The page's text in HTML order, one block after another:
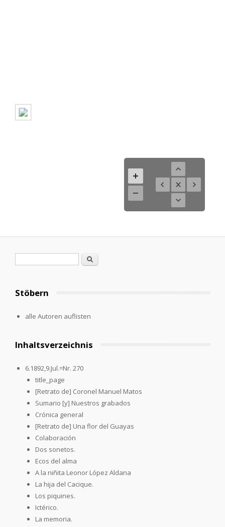
Suche
Stöbern
alle Autoren auflisten
Inhaltsverzeichnis
6.1892,9.Jul.=Nr. 270
title_page
[Retrato de] Coronel Manuel Matos
Sumario [y] Nuestros grabados
Crónica general
[Retrato de] Una flor del Guayas
Colaboración
Dos sonetos.
Ecos del alma
A la niñita Leonor López Aldana
La hija del Cacique.
Los piquines.
Ictérico.
La memoria.